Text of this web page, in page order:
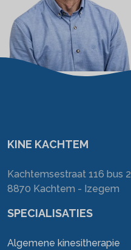
KINE KACHTEM
Kachtemsestraat 116 bus 2
8870 Kachtem - Izegem
SPECIALISATIES
Algemene kinesitherapie